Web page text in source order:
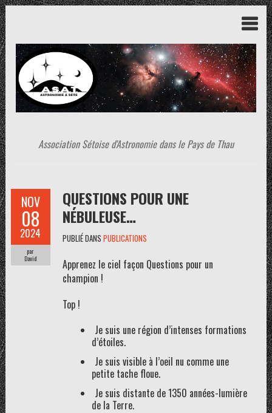
Association Sétoise d'Astronomie dans le Pays de Thau
NOV
08
2024
par
David
QUESTIONS POUR UNE
NÉBULEUSE…
PUBLIÉ DANS PUBLICATIONS
Apprenez le ciel façon Questions pour un
champion !
Top !
Je suis une région d’intenses formations
d’étoiles.
Je suis visible à l’oeil nu comme une
petite tache floue.
Je suis distante de 1350 années-lumière
de la Terre.